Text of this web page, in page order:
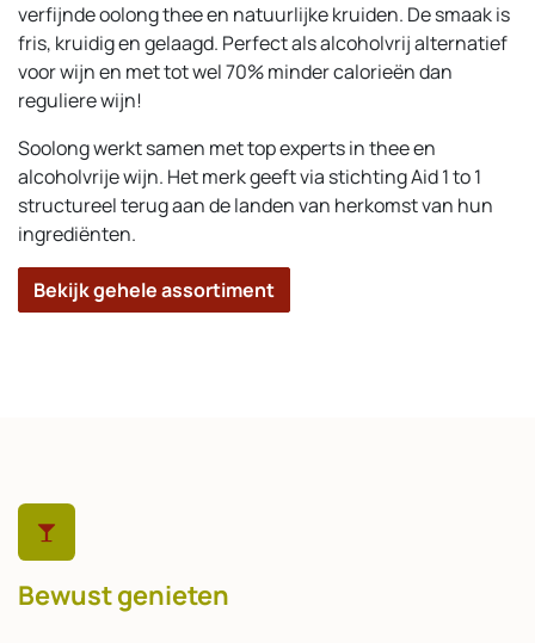
verfijnde oolong thee en natuurlijke kruiden. De smaak is
fris, kruidig en gelaagd. Perfect als alcoholvrij alternatief
voor wijn en met tot wel 70% minder calorieën dan
reguliere wijn!
Soolong werkt samen met top experts in thee en
alcoholvrije wijn. Het merk geeft via stichting Aid 1 to 1
structureel terug aan de landen van herkomst van hun
ingrediënten.
Bekijk gehele assortiment
Bewust genieten